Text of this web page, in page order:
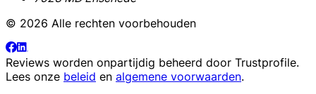
© 2026 Alle rechten voorbehouden
Reviews worden onpartijdig beheerd door Trustprofile.
Lees onze beleid en algemene voorwaarden.